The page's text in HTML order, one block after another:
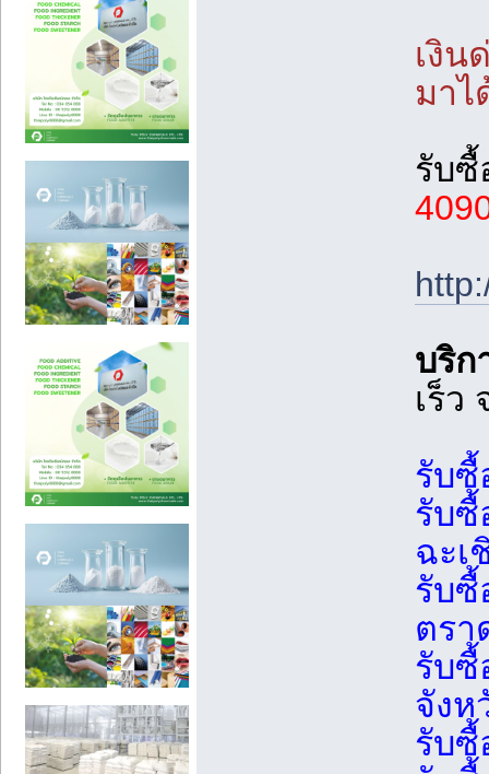
เงิน
มาไ
รับซื้
บริก
เร็ว
รับซื้
รับซื้
ฉะเ
รับซื้
ตรา
รับซื้
จังห
รับซื้